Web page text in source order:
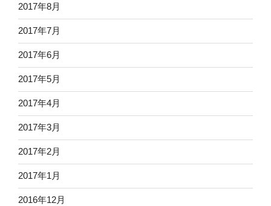
2017年8月
2017年7月
2017年6月
2017年5月
2017年4月
2017年3月
2017年2月
2017年1月
2016年12月